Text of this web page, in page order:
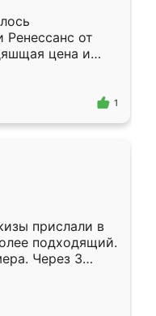
от
цена и
Приехавший
самый
1
прислали в
подходящий.
Через 3
Остались
Ренессанс